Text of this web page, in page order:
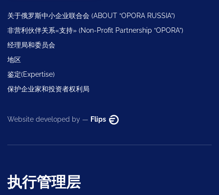
关于俄罗斯中小企业联合会 (ABOUT “OPORA RUSSIA”)
非营利伙伴关系«支持» (Non-Profit Partnership “OPORA”)
经理局和委员会
地区
鉴定(Expertise)
保护企业家和投资者权利局
Website developed by — Flips
执行管理层